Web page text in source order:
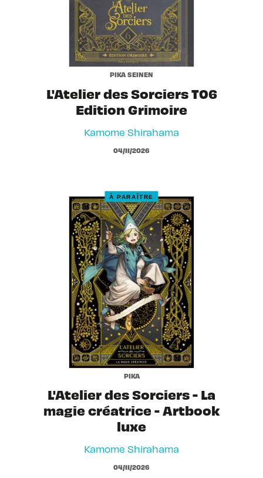
PIKA SEINEN
L'Atelier des Sorciers T06
Edition Grimoire
Kamome Shirahama
04/11/2026
À PARAÎTRE
PIKA
L'Atelier des Sorciers - La
magie créatrice - Artbook
luxe
Kamome Shirahama
04/11/2026